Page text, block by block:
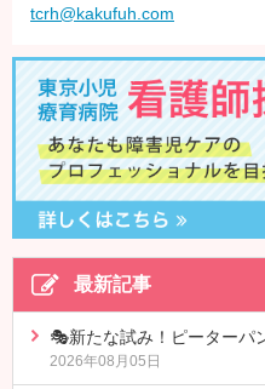
tcrh@kakufuh.com
最新記事
🎭新たな試み！ピーターパ
2026年08月05日